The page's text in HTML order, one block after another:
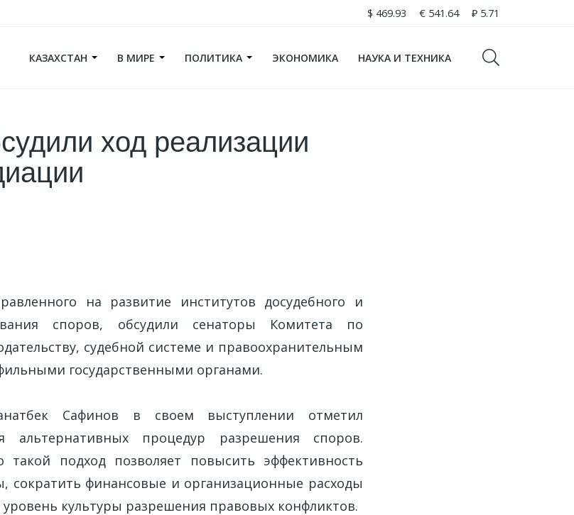
$ 469.93 € 541.64 ₽ 5.71
КАЗАХСТАН В МИРЕ ПОЛИТИКА ЭКОНОМИКА НАУКА И ТЕХНИКА
ход реализации
на развитие институтов досудебного и
споров, обсудили сенаторы Комитета по
судебной системе и правоохранительным
государственными органами.
Сафинов в своем выступлении отметил
альтернативных процедур разрешения споров.
такой подход позволяет повысить эффективность
сократить финансовые и организационные расходы
культуры разрешения правовых конфликтов.